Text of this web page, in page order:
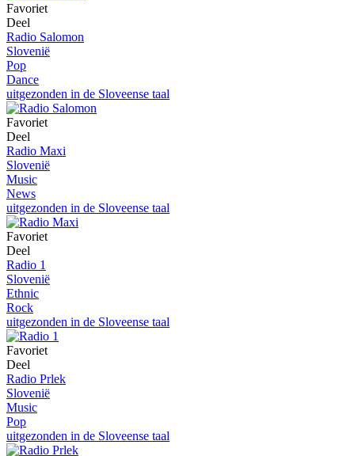
Favoriet
Deel
Radio Salomon
Slovenië
Pop
Dance
uitgezonden in de Sloveense taal
Favoriet
Deel
Radio Maxi
Slovenië
Music
News
uitgezonden in de Sloveense taal
Favoriet
Deel
Radio 1
Slovenië
Ethnic
Rock
uitgezonden in de Sloveense taal
Favoriet
Deel
Radio Prlek
Slovenië
Music
Pop
uitgezonden in de Sloveense taal